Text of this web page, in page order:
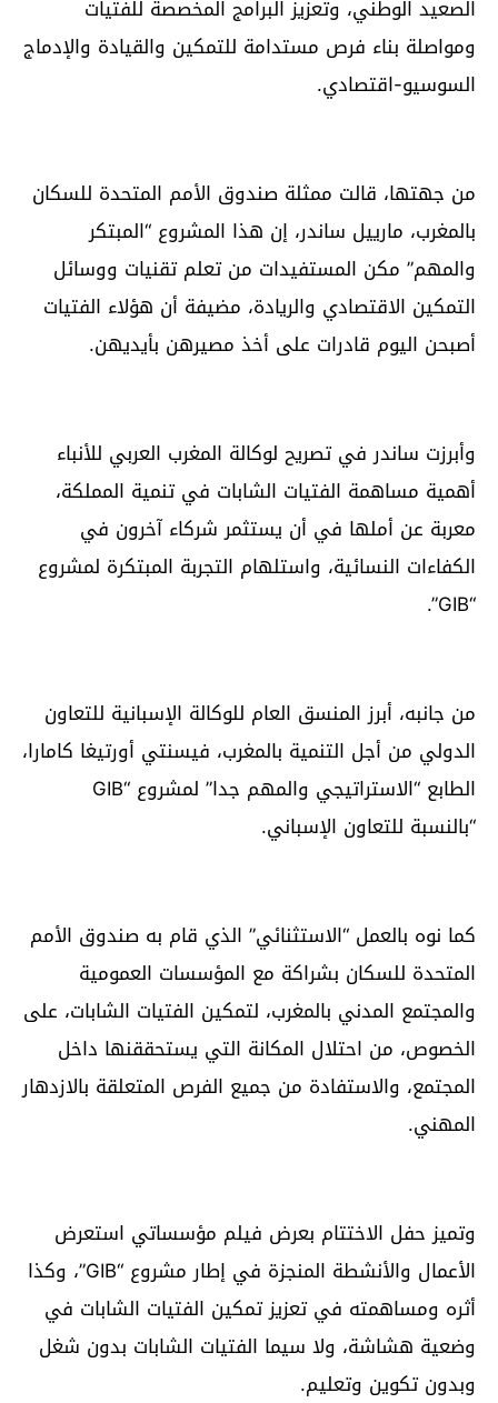
الصعيد الوطني، وتعزيز البرامج المخصصة للفتيات
ومواصلة بناء فرص مستدامة للتمكين والقيادة والإدماج
السوسيو-اقتصادي.
من جهتها، قالت ممثلة صندوق الأمم المتحدة للسكان
بالمغرب، مارييل ساندر، إن هذا المشروع “المبتكر
والمهم” مكن المستفيدات من تعلم تقنيات ووسائل
التمكين الاقتصادي والريادة، مضيفة أن هؤلاء الفتيات
أصبحن اليوم قادرات على أخذ مصيرهن بأيديهن.
وأبرزت ساندر في تصريح لوكالة المغرب العربي للأنباء
أهمية مساهمة الفتيات الشابات في تنمية المملكة،
معربة عن أملها في أن يستثمر شركاء آخرون في
الكفاءات النسائية، واستلهام التجربة المبتكرة لمشروع
“GIB”.
من جانبه، أبرز المنسق العام للوكالة الإسبانية للتعاون
الدولي من أجل التنمية بالمغرب، فيسنتي أورتيغا كامارا،
الطابع “الاستراتيجي والمهم جدا” لمشروع “GIB
“بالنسبة للتعاون الإسباني.
كما نوه بالعمل “الاستثنائي” الذي قام به صندوق الأمم
المتحدة للسكان بشراكة مع المؤسسات العمومية
والمجتمع المدني بالمغرب، لتمكين الفتيات الشابات، على
الخصوص، من احتلال المكانة التي يستحققنها داخل
المجتمع، والاستفادة من جميع الفرص المتعلقة بالازدهار
المهني.
وتميز حفل الاختتام بعرض فيلم مؤسساتي استعرض
الأعمال والأنشطة المنجزة في إطار مشروع “GIB”، وكذا
أثره ومساهمته في تعزيز تمكين الفتيات الشابات في
وضعية هشاشة، ولا سيما الفتيات الشابات بدون شغل
وبدون تكوين وتعليم.